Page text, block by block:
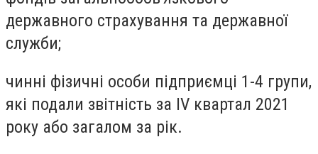
державного страхування та державної
служби;
чинні фізичні особи підприємці 1-4 групи,
які подали звітність за IV квартал 2021
року або загалом за рік.